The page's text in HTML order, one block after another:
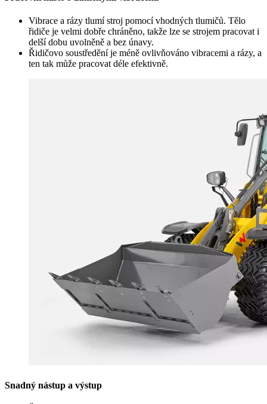
Vibrace a rázy tlumí stroj pomocí vhodných tlumičů. Tělo
řidiče je velmi dobře chráněno, takže lze se strojem pracovat i
delší dobu uvolněně a bez únavy.
Řidičovo soustředění je méně ovlivňováno vibracemi a rázy, a
ten tak může pracovat déle efektivně.
Snadný nástup a výstup